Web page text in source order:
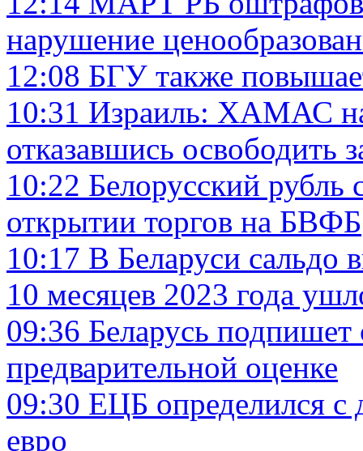
нарушение
12:08 БГУ также
10:31 Израиль: ХАМАС
отказавшись освободить
10:22 Белорусский
открытии торгов на БВФБ
10:17 В Беларуси сальдо
10 месяцев 2023 года
09:36 Беларусь
предварительной оценке
09:30 ЕЦБ определился с
евро